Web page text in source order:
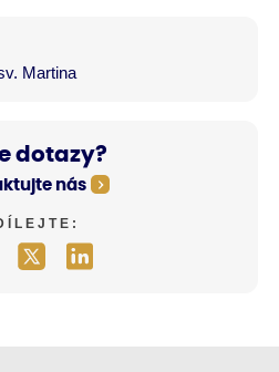
Martina
dotazy?
nás